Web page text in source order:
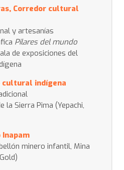
Corredor cultural
y artesanías
Pilares del mundo
de exposiciones del
cultural indígena
la Sierra Pima (Yepachi,
Inapam
minero infantil, Mina